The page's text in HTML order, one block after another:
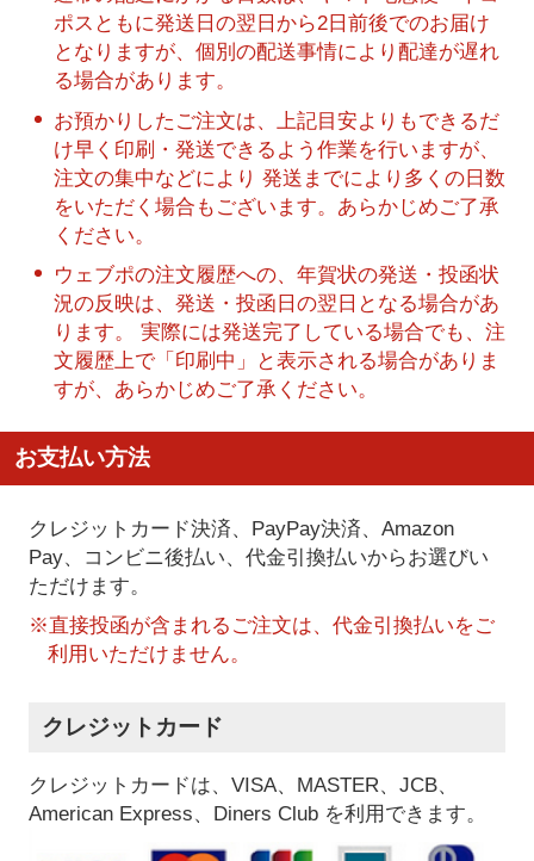
ポスともに発送日の翌日から2日前後でのお届け
となりますが、個別の配送事情により配達が遅れ
る場合があります。
お預かりしたご注文は、上記目安よりもできるだ
け早く印刷・発送できるよう作業を行いますが、
注文の集中などにより 発送までにより多くの日数
をいただく場合もございます。あらかじめご了承
ください。
ウェブポの注文履歴への、年賀状の発送・投函状
況の反映は、発送・投函日の翌日となる場合があ
ります。 実際には発送完了している場合でも、注
文履歴上で「印刷中」と表示される場合がありま
すが、あらかじめご了承ください。
お支払い方法
クレジットカード決済、PayPay決済、Amazon
Pay、コンビニ後払い、代金引換払いからお選びい
ただけます。
※直接投函が含まれるご注文は、代金引換払いをご
利用いただけません。
クレジットカード
クレジットカードは、VISA、MASTER、JCB、
American Express、Diners Club を利用できます。